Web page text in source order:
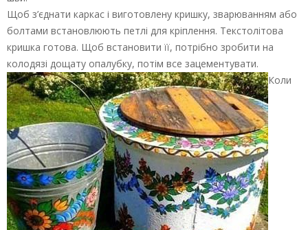
Щоб з’єднати каркас і виготовлену кришку, зварюванням або
болтами встановлюють петлі для кріплення. Текстолітова
кришка готова. Щоб встановити її, потрібно зробити на
колодязі дощату опалубку, потім все зацементувати.
Коли